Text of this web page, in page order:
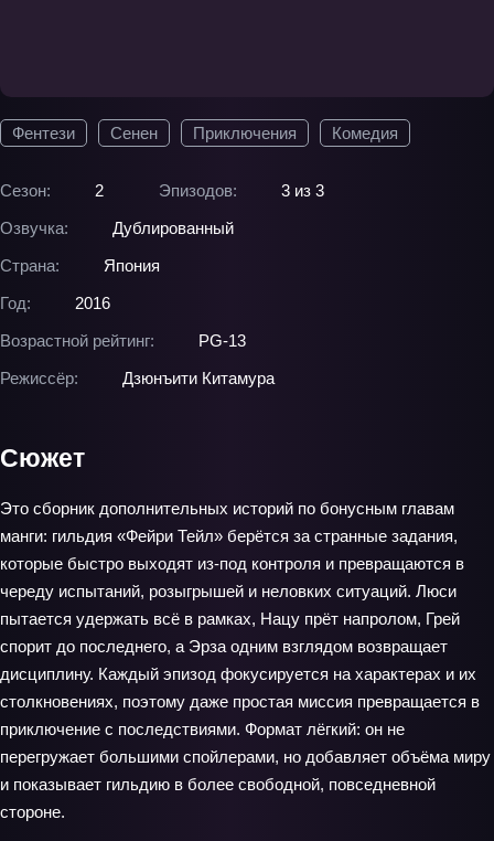
Фентези Сенен Приключения Комедия
Сезон: 2 Эпизодов:
3 из 3
Озвучка:
Дублированный
Страна:
Япония
Год:
2016
Возрастной рейтинг:
PG-13
Режиссёр:
Дзюнъити Китамура
Сюжет
Это сборник дополнительных историй по бонусным главам
манги: гильдия «Фейри Тейл» берётся за странные задания,
которые быстро выходят из‑под контроля и превращаются в
череду испытаний, розыгрышей и неловких ситуаций. Люси
пытается удержать всё в рамках, Нацу прёт напролом, Грей
спорит до последнего, а Эрза одним взглядом возвращает
дисциплину. Каждый эпизод фокусируется на характерах и их
столкновениях, поэтому даже простая миссия превращается в
приключение с последствиями. Формат лёгкий: он не
перегружает большими спойлерами, но добавляет объёма миру
и показывает гильдию в более свободной, повседневной
стороне.